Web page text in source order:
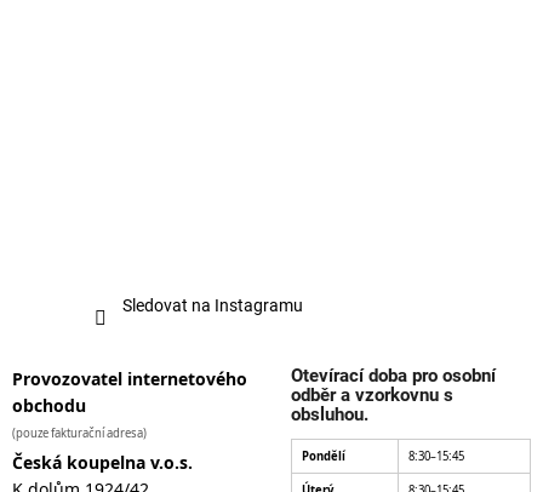
Sledovat na Instagramu
Provozovatel internetového
obchodu
(pouze fakturační adresa)
Česká koupelna v.o.s.
Otevírací doba pro osobní
odběr a vzorkovnu s
obsluhou.
Pondělí 8:30–15:45